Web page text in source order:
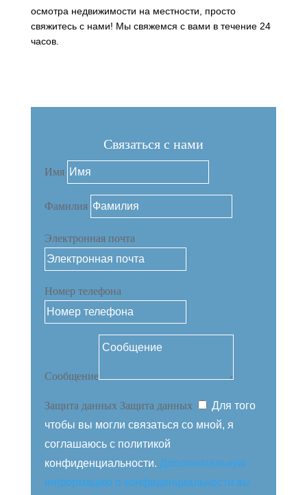
осмотра недвижимости на местности, просто
свяжитесь с нами! Мы свяжемся с вами в течение 24
часов.
Связаться с нами
Имя
Фамилия
Электронная почта
Номер телефона
Сообщение
Защита данных Защита данных
Для того
чтобы вы могли связаться со мной, я
соглашаюсь с политикой
конфиденциальности. Дополнительную
информацию о конфиденциальности вы